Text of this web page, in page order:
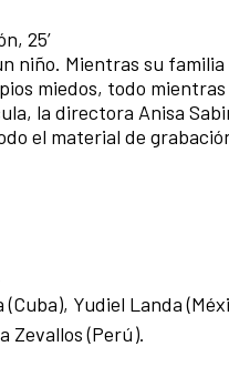
25’
niño. Mientras su
miedos, todo
la directora Anisa
el material de
Yudiel Landa
Zevallos (Perú).